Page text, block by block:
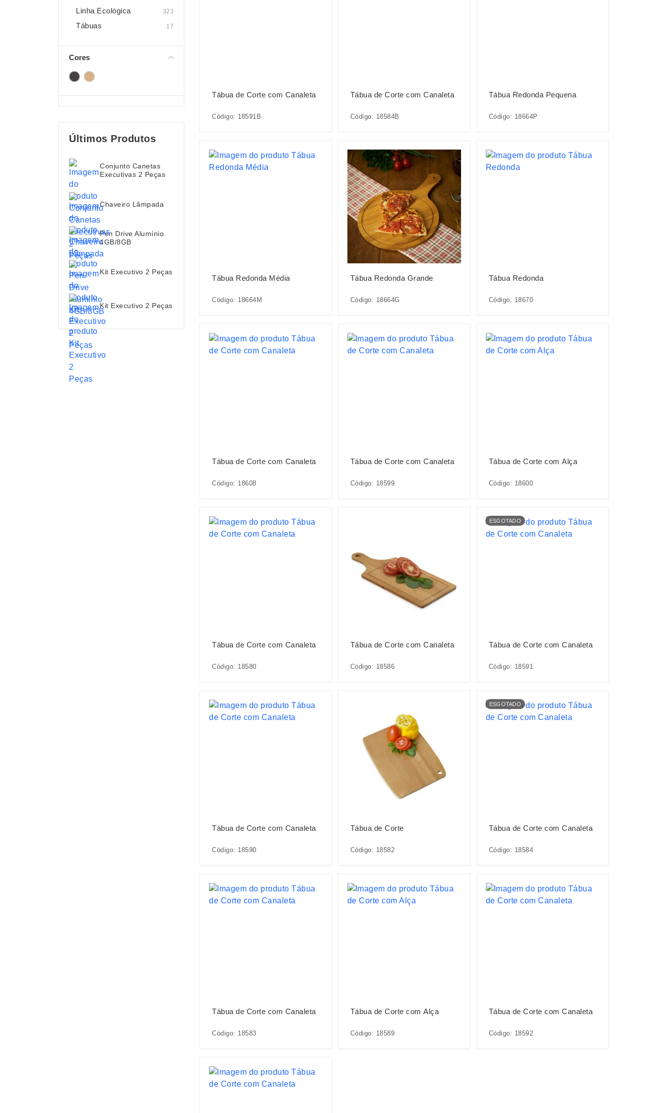
Linha Ecológica 323
Tábuas 17
Cores
Últimos Produtos
Conjunto Canetas
Executivas 2 Peças
Chaveiro Lâmpada
Pen Drive Alumínio
4GB/8GB
Kit Executivo 2 Peças
Kit Executivo 2 Peças
Tábua de Corte com Canaleta
Código: 18591B
Tábua de Corte com Canaleta
Código: 18584B
Tábua Redonda Pequena
Código: 18664P
Tábua Redonda Média
Código: 18664M
Tábua Redonda Grande
Código: 18664G
Tábua Redonda
Código: 18670
Tábua de Corte com Canaleta
Código: 18608
Tábua de Corte com Canaleta
Código: 18599
Tábua de Corte com Alça
Código: 18600
Tábua de Corte com Canaleta
Código: 18580
Tábua de Corte com Canaleta
Código: 18586
ESGOTADO
Tábua de Corte com Canaleta
Código: 18591
Tábua de Corte com Canaleta
Código: 18590
Tábua de Corte
Código: 18582
ESGOTADO
Tábua de Corte com Canaleta
Código: 18584
Tábua de Corte com Canaleta
Código: 18583
Tábua de Corte com Alça
Código: 18589
Tábua de Corte com Canaleta
Código: 18592